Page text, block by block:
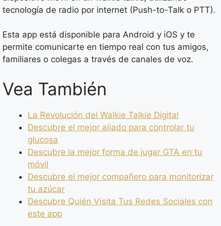
tecnología de radio por internet (Push-to-Talk o PTT).
Esta app está disponible para Android y iOS y te
permite comunicarte en tiempo real con tus amigos,
familiares o colegas a través de canales de voz.
Vea También
La Revolución del Walkie Talkie Digital
Descubre el mejor aliado para controlar tu
glucosa
Descubre la mejor forma de jugar GTA en tu
móvil
Descubre el mejor compañero para monitorizar
tu azúcar
Descubre Quién Visita Tus Redes Sociales con
este app